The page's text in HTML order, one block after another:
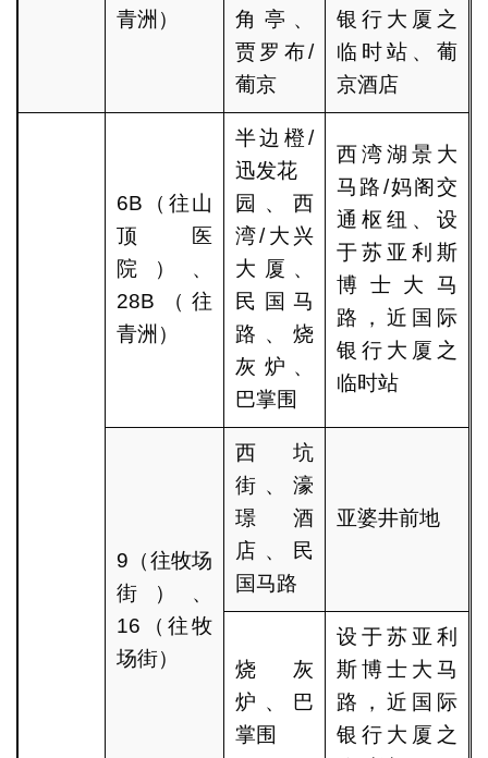
青洲）
角亭、
贾罗布/
葡京
银行大厦之
临时站、葡
京酒店
6B（往山
顶医
院）、
28B（往
青洲）
半边橙/
迅发花
园、西
湾/大兴
大厦、
民国马
路、烧
灰炉、
巴掌围
西湾湖景大
马路/妈阁交
通枢纽、设
于苏亚利斯
博士大马
路，近国际
银行大厦之
临时站
9（往牧场
街）、
16（往牧
场街）
西坑
街、濠
璟酒
店、民
国马路
亚婆井前地
烧灰
炉、巴
掌围
设于苏亚利
斯博士大马
路，近国际
银行大厦之